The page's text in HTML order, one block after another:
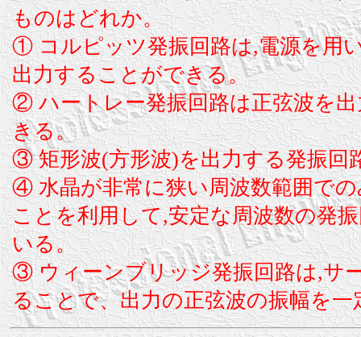
ものはどれか。
① コルピッツ発振回路は,電源を用
出力することができる。
② ハートレー発振回路は正弦波を
きる。
③ 矩形波(方形波)を出力する発振回
④ 水晶が非常に狭い周波数範囲で
ことを利用して,安定な周波数の発
いる。
③ ウィーンブリッジ発振回路は,サ
ることで、出力の正弦波の振幅を一